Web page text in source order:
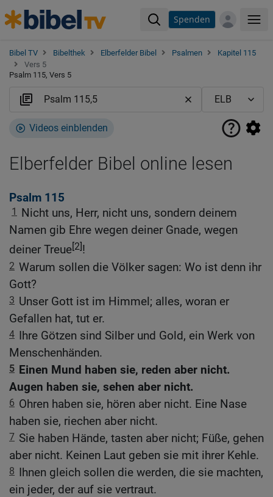
Spenden
Bibel TV Bibelthek Elberfelder Bibel Psalmen
Kapitel 115
Vers 5
Psalm 115, Vers 5
Videos einblenden
Elberfelder Bibel online lesen
Psalm 115
1
Nicht uns, Herr, nicht uns, sondern deinem
Namen gib Ehre wegen deiner Gnade, wegen
deiner Treue[2]!
2 Warum sollen die Völker sagen: Wo ist denn ihr
Gott?
3 Unser Gott ist im Himmel; alles, woran er
Gefallen hat, tut er.
4 Ihre Götzen sind Silber und Gold, ein Werk von
Menschenhänden.
5 Einen Mund haben sie, reden aber nicht.
Augen haben sie, sehen aber nicht.
6 Ohren haben sie, hören aber nicht. Eine Nase
haben sie, riechen aber nicht.
7 Sie haben Hände, tasten aber nicht; Füße, gehen
aber nicht. Keinen Laut geben sie mit ihrer Kehle.
8 Ihnen gleich sollen die werden, die sie machten,
ein jeder, der auf sie vertraut.